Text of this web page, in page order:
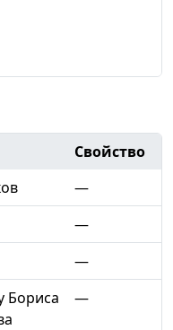
Свойство
—
—
—
Бориса
—